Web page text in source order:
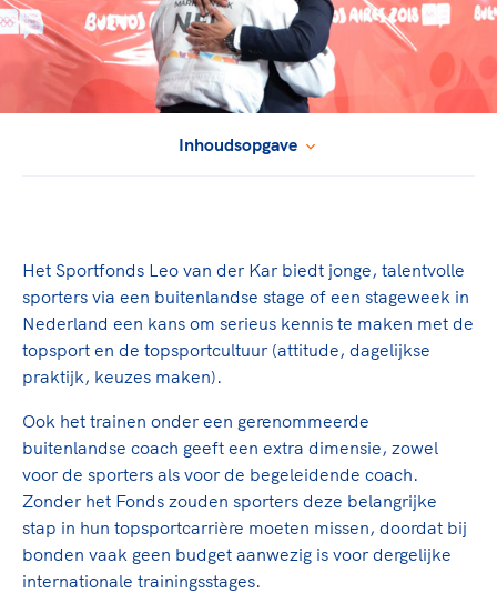
Sportonderzoek
Sportakkoord II
Nieuwspagina
Columns
Sport gaat niet vanzelf
Sport verenigt. Op sportclubs, pleintjes, tijdens
een rondje fietsen, door samen te skaten of naar
de sportschool te gaan. Door samen te juichen
voor Sifan Hassan, Rico Verhoeven, Diede de
Veilige en integere sport
Diversiteit en inclusie
Gezonde sportomgeving
Duurzaamheid
Bekwaam sportkader
Clubacties
Handboek Wet- en Regelgeving
Opleidingen en trainingen
High5 Stappenplan
Ruimte voor sport
Clubondersteuning
Beroepskrachten
TeamNL Academie Kalender
Kennisaanbod TeamNL Experts
TeamNL Sport Science Centre
Europese Spelen Istanbul 2027
Topsportbeleid
Topsportfinanciering
Top teamsportcompetities
De TeamNL Academie
De TeamNL Academie biedt een leer- en
ontwikkelprogramma voor de volgende functies
Inhoudsopgave
Het Sportfonds Leo van der Kar biedt jonge, talentvolle
sporters via een buitenlandse stage of een stageweek in
Nederland een kans om serieus kennis te maken met de
topsport en de topsportcultuur (attitude, dagelijkse
praktijk, keuzes maken).
Ook het trainen onder een gerenommeerde
buitenlandse coach geeft een extra dimensie, zowel
voor de sporters als voor de begeleidende coach.
Zonder het Fonds zouden sporters deze belangrijke
stap in hun topsportcarrière moeten missen, doordat bij
bonden vaak geen budget aanwezig is voor dergelijke
internationale trainingsstages.